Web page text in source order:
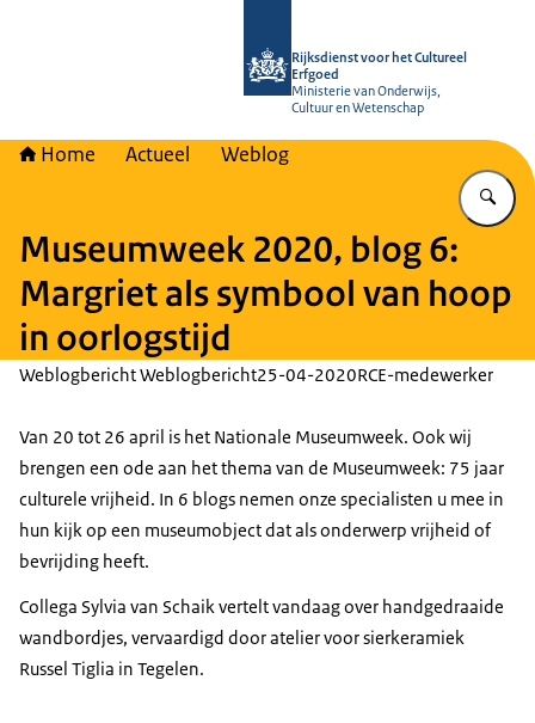
Rijksdienst voor het Cultureel
Erfgoed
Ministerie van Onderwijs,
Cultuur en Wetenschap
Home Actueel Weblog
Museumweek 2020, blog 6:
Margriet als symbool van hoop
in oorlogstijd
Weblogbericht Weblogbericht25-04-2020RCE-medewerker
Van 20 tot 26 april is het Nationale Museumweek. Ook wij
brengen een ode aan het thema van de Museumweek: 75 jaar
culturele vrijheid. In 6 blogs nemen onze specialisten u mee in
hun kijk op een museumobject dat als onderwerp vrijheid of
bevrijding heeft.
Collega Sylvia van Schaik vertelt vandaag over handgedraaide
wandbordjes, vervaardigd door atelier voor sierkeramiek
Russel Tiglia in Tegelen.